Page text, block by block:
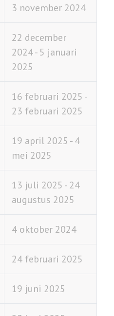
3 november 2024
22 december
2024 - 5 januari
2025
16 februari 2025 -
23 februari 2025
19 april 2025 - 4
mei 2025
13 juli 2025 - 24
augustus 2025
4 oktober 2024
24 februari 2025
19 juni 2025